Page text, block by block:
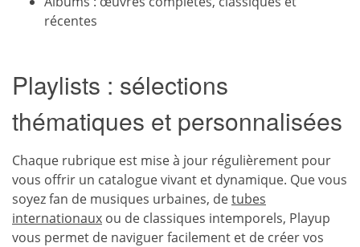
récentes
Playlists : sélections
thématiques et personnalisées
Chaque rubrique est mise à jour régulièrement pour
vous offrir un catalogue vivant et dynamique. Que vous
soyez fan de musiques urbaines, detubes
internationaux ou de classiques intemporels, Playup
vous permet de naviguer facilement et de créer vos